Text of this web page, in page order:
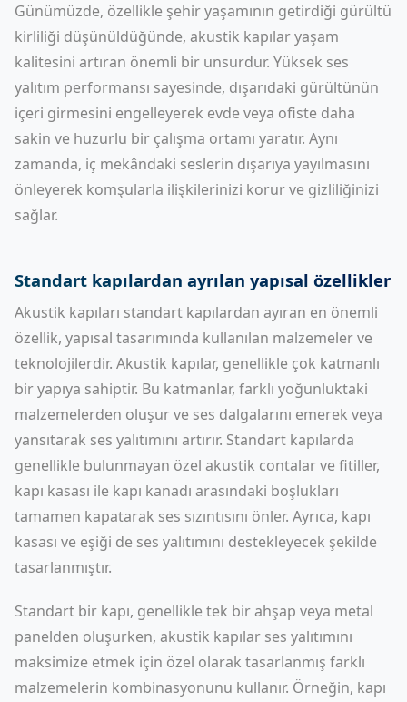
Günümüzde, özellikle şehir yaşamının getirdiği gürültü
kirliliği düşünüldüğünde, akustik kapılar yaşam
kalitesini artıran önemli bir unsurdur. Yüksek ses
yalıtım performansı sayesinde, dışarıdaki gürültünün
içeri girmesini engelleyerek evde veya ofiste daha
sakin ve huzurlu bir çalışma ortamı yaratır. Aynı
zamanda, iç mekândaki seslerin dışarıya yayılmasını
önleyerek komşularla ilişkilerinizi korur ve gizliliğinizi
sağlar.
Standart kapılardan ayrılan yapısal özellikler
Akustik kapıları standart kapılardan ayıran en önemli
özellik, yapısal tasarımında kullanılan malzemeler ve
teknolojilerdir. Akustik kapılar, genellikle çok katmanlı
bir yapıya sahiptir. Bu katmanlar, farklı yoğunluktaki
malzemelerden oluşur ve ses dalgalarını emerek veya
yansıtarak ses yalıtımını artırır. Standart kapılarda
genellikle bulunmayan özel akustik contalar ve fitiller,
kapı kasası ile kapı kanadı arasındaki boşlukları
tamamen kapatarak ses sızıntısını önler. Ayrıca, kapı
kasası ve eşiği de ses yalıtımını destekleyecek şekilde
tasarlanmıştır.
Standart bir kapı, genellikle tek bir ahşap veya metal
panelden oluşurken, akustik kapılar ses yalıtımını
maksimize etmek için özel olarak tasarlanmış farklı
malzemelerin kombinasyonunu kullanır. Örneğin, kapı